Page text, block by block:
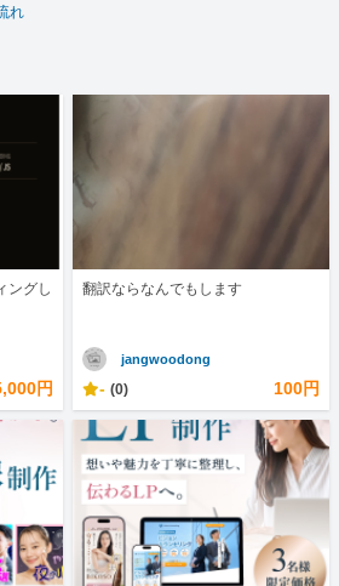
れ
ングし
円
翻訳ならなんでもします
jangwoodong
- (0) 100円